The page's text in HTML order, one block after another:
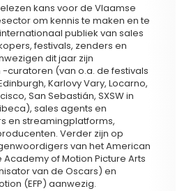
kans voor de Vlaamse
om kennis te maken en te
publiek van sales
festivals, zenders en
dit jaar zijn
curatoren (van o.a. de festivals
Karlovy Vary, Locarno,
San Sebastián, SXSW in
sales agents en
en streamingplatforms,
Verder zijn op
van het American
Academy of Motion Picture Arts
van de Oscars) en
(EFP) aanwezig.